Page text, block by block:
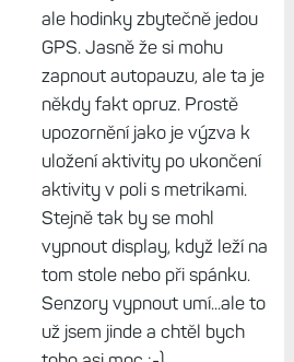
Odpovědět
Černoboh, 10. duben 2025,
22:21
To samé u chůze, kdy
zapomenu vypnout aktivitu a
nahodí mi navíc 3 hodiny, když
jsou hodinky na stole. Čas
neřeším, jde mi o vzdálenost,
ale hodinky zbytečně jedou
GPS. Jasně že si mohu
zapnout autopauzu, ale ta je